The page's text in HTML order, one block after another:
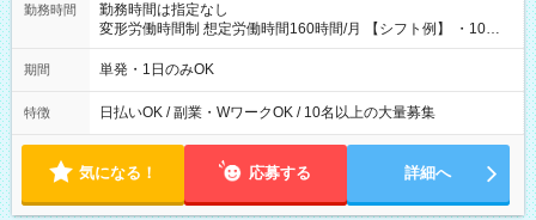
勤務時間
勤務時間は指定なし
変形労働時間制 想定労働時間160時間/月 【シフト例】 ・10：
00～20：00
期間 単発・1日のみOK
特徴 日払いOK / 副業・WワークOK / 10名以上の大量募集
気になる！ 応募する 詳細へ